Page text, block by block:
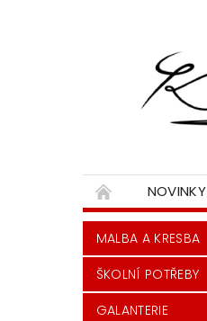
NOVINKY
MALBA A KRESBA
ŠKOLNÍ POTŘEBY
GALANTERIE